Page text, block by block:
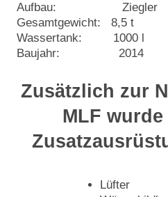
Aufbau: Ziegler
Gesamtgewicht: 8,5 t
Wassertank: 1000 l
Baujahr: 2014
Zusätzlich zur
MLF
Lüfter